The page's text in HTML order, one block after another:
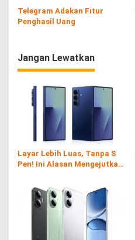
Telegram Adakan Fitur
Penghasil Uang
Jangan Lewatkan
Layar Lebih Luas, Tanpa S
Pen! Ini Alasan Mengejutkan